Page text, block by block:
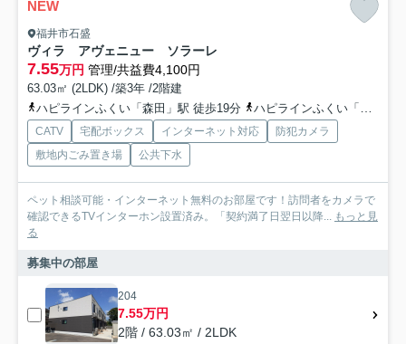
NEW
福井市石盛
ヴィラ アヴェニュー ソラーレ
7.55万円 管理/共益費4,100円
63.03㎡ (2LDK) /築3年 /2階建
ハピラインふくい「森田」駅 徒歩19分
ハピラインふくい「春江」駅 徒歩25分
CATV 宅配ボックス インターネット対応
防犯カメラ
敷地内ごみ置き場
公共下水
ペット相談可能・インターネット無料のお部屋です！訪問者をカメラで
確認できるTVインターホン設置済み。「契約満了日翌日以降... もっと見
る
募集中の部屋
204
7.55万円
2階 / 63.03㎡ / 2LDK